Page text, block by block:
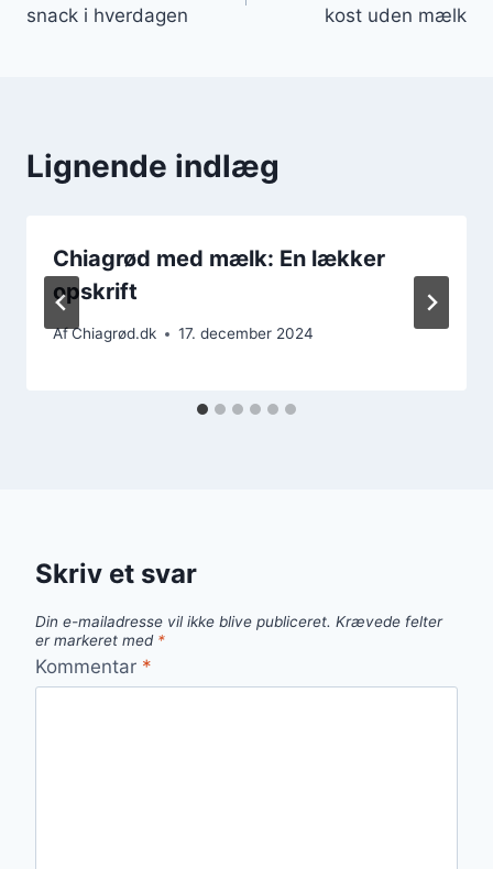
snack i hverdagen
kost uden mælk
Lignende indlæg
Chiagrød med mælk: En lækker
opskrift
AfChiagrød.dk 17. december 2024
Skriv et svar
Din e-mailadresse vil ikke blive publiceret. Krævede felter
er markeret med *
Kommentar *